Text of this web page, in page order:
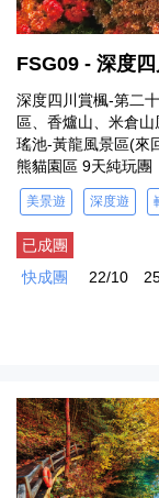
FSG09 - 深度
深度四川賞楓-第二
區、香爐山、米倉
瑤池-黃龍風景區(來
熊貓園區 9天純玩團
美景遊 深度遊
已成團
快成團
22/10